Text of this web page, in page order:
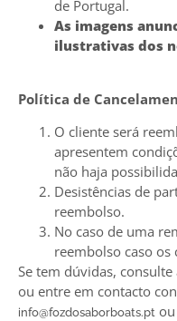
de Portugal.
As imagens
ilustrativas dos
Política de
O cliente será
apresentem
não haja
Desistências de
reembolso.
No caso de uma
reembolso caso os
Se tem dúvidas, consulte
ou entre em contacto
info@fozdosaborboats.pt